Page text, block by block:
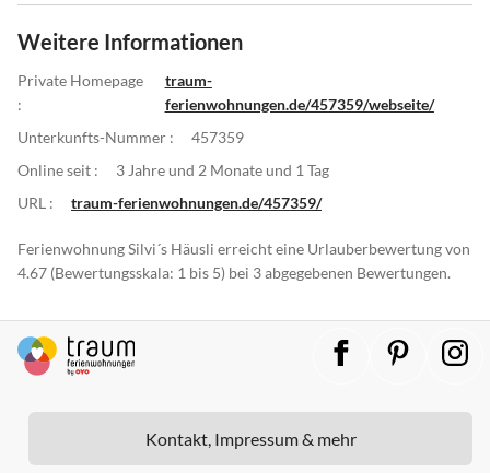
Weitere Informationen
Private Homepage
:
traum-
ferienwohnungen.de/457359/webseite/
Unterkunfts-Nummer :
457359
Online seit :
3 Jahre und 2 Monate und 1 Tag
URL :
traum-ferienwohnungen.de/457359/
Ferienwohnung Silvi´s Häusli erreicht eine Urlauberbewertung von
4.67 (Bewertungsskala: 1 bis 5) bei 3 abgegebenen Bewertungen.
Kontakt, Impressum & mehr